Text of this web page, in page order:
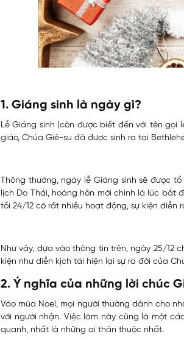
1. Giáng sinh là ngày gì?
Lễ Giáng sinh (còn được biết đến với tên gọi
giáo, Chúa Giê-su đã được sinh ra tại
Thông thường, ngày lễ Giáng sinh sẽ được
lịch Do Thái, hoàng hôn mới chính là lúc bắt
tối 24/12 có rất nhiều hoạt động, sự kiện diễn
Như vậy, dựa vào thông tin trên, ngày 25/12
kiện như diễn kịch tái hiện lại sự ra đời của
2. Ý nghĩa của những lời chúc
Vào mùa Noel, mọi người thường dành cho
với người nhận. Việc làm này cũng là một
quanh, nhất là những ai thân thuộc nhất.